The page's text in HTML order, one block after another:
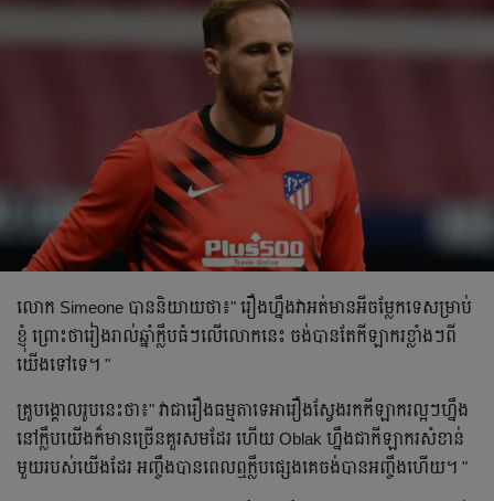
លោក​ Simeone បាន​និយាយ​ថា​៖" រឿង​ហ្នឹង​វា​អត់​មាន​អី​ចម្លែក​ទេ​សម្រាប់​
ខ្ញុំ​ ព្រោះ​ថា​រៀង​រាល់​ឆ្នាំ​ក្លឹប​ធំៗ​លើ​លោក​នេះ​ ចង់​បាន​តែ​កីឡាករ​ខ្លាំង​ៗ​ពី​
យើង​ទៅ​ទេ​។ "
គ្រូ​បង្គោល​រូប​នេះ​ថា​៖" វា​ជា​រឿង​ធម្មតា​​ទេ​អា​រឿង​ស្វែង​រក​កីឡាករ​ល្អ​ៗ​ហ្នឹង​
នៅ​ក្លឹប​យើង​ក៏​មាន​ច្រើន​គួរសម​ដែរ​ ហើយ​ Oblak ហ្នឹង​ជាកីឡាករ​សំខាន់​
មួយ​របស់​យើង​ដែរ​ អញ្ចឹង​បាន​ពេល​ឮ​ក្លឹប​ផ្សេង​គេ​ចង់​បាន​អញ្ចឹង​ហើយ។ "